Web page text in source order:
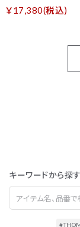
￥17,380(税込)
キーワードから探す